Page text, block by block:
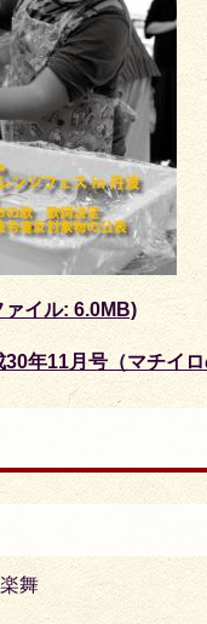
イル: 6.0MB)
年11月号（マチイロ
舞